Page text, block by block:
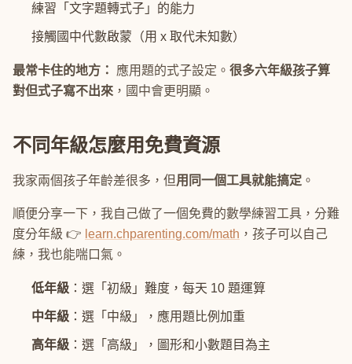
練習「文字題轉式子」的能力
接觸國中代數啟蒙（用 x 取代未知數）
最常卡住的地方： 應用題的式子設定。 很多六年級孩子算
對但式子寫不出來 ，國中會更明顯。
不同年級怎麼用免費資源
我家兩個孩子年齡差很多，但用同一個工具就能搞定 。
順便分享一下，我自己做了一個免費的數學練習工具，分難
度分年級 👉 learn.chparenting.com/math ，孩子可以自己
練，我也能喘口氣。
低年級 ：選「初級」難度，每天 10 題運算
中年級 ：選「中級」，應用題比例加重
高年級 ：選「高級」，圖形和小數題目為主